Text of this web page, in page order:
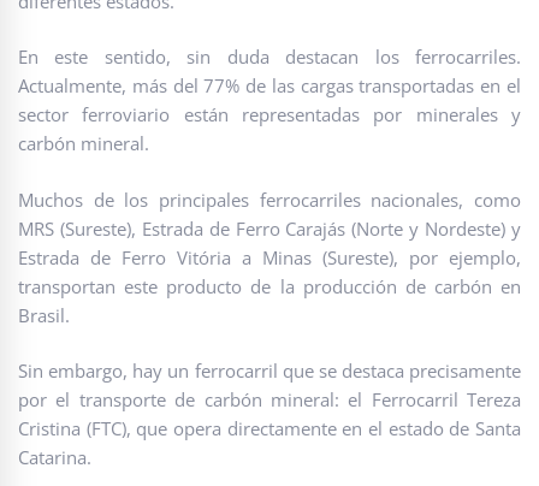
En este sentido, sin duda destacan los ferrocarriles.
Actualmente, más del 77% de las cargas transportadas en el
sector ferroviario están representadas por minerales y
carbón mineral.
Muchos de los principales ferrocarriles nacionales, como
MRS (Sureste), Estrada de Ferro Carajás (Norte y Nordeste) y
Estrada de Ferro Vitória a Minas (Sureste), por ejemplo,
transportan este producto de la producción de carbón en
Brasil.
Sin embargo, hay un ferrocarril que se destaca precisamente
por el transporte de carbón mineral: el Ferrocarril Tereza
Cristina (FTC), que opera directamente en el estado de Santa
Catarina.